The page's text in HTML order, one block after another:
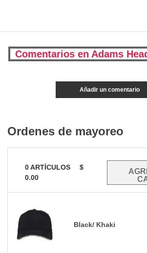
Comentarios en Adams
Añadir un comentario
Ordenes de mayoreo
0ARTÍCULOS
$
0.00
Black/ Khaki